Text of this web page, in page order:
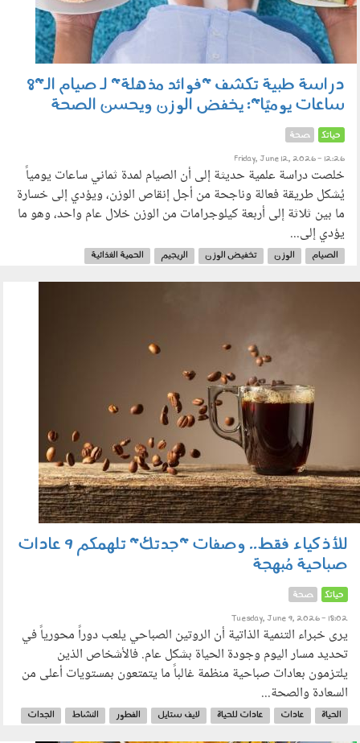
دراسة طبية تكشف "فوائد مذهلة" لـ صيام الـ"8
ساعات يوميًا": يخفض الوزن ويحسن الصحة
حياتك صحة
Friday, June 12, 2026 - 12:26
خلصت دراسة علمية حديثة إلى أن الصيام لمدة ثماني ساعات يومياً
يُشكل طريقة فعالة وناجحة من أجل إنقاص الوزن، ويؤدي إلى خسارة
ما بين ثلاثة إلى أربعة كيلوجرامات من الوزن خلال عام واحد، وهو ما
يؤدي إلى...
الصيام الوزن تخفيض الوزن الريجيم
الحمية الغذائية
للأذكياء فقط.. وصفات "جدتك" تلهمكم 9 عادات
صباحية مُبهجة
حياتك صحة
Tuesday, June 9, 2026 - 18:02
يرى خبراء التنمية الذاتية أن الروتين الصباحي يلعب دوراً محورياً في
تحديد مسار اليوم وجودة الحياة بشكل عام. فالأشخاص الذين
يلتزمون بعادات صباحية منظمة غالباً ما يتمتعون بمستويات أعلى من
السعادة والصحة...
الحياة عادات عادات للحياة لايف ستايل الفطور النشاط الجدات